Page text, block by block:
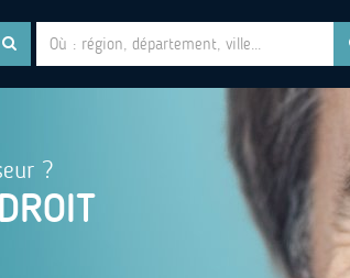
?